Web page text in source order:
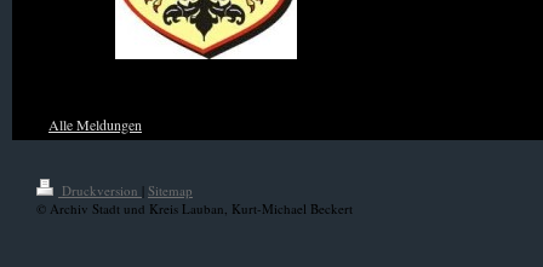
Alle Meldungen
Druckversion | Sitemap
© Archiv Stadt und Kreis Lauban, Kurt-Michael Beckert